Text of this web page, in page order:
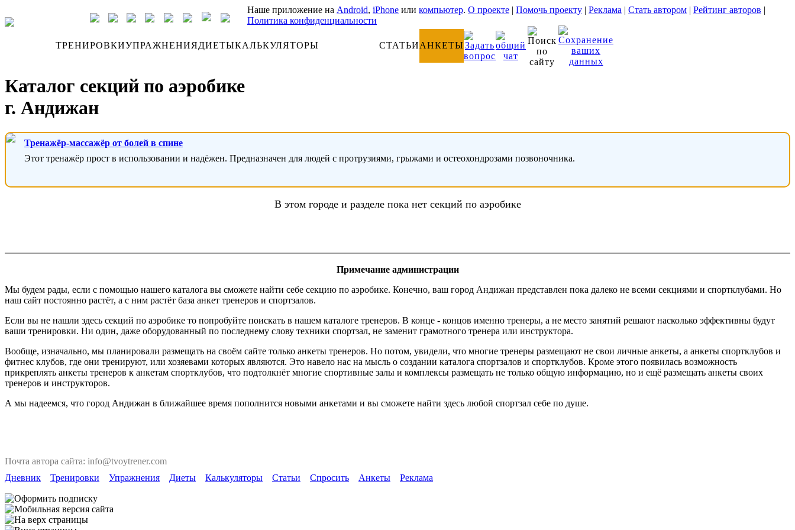
Наше приложение на Android, iPhone или компьютер. О проекте | Помочь проекту | Реклама | Стать автором | Рейтинг авторов |
Политика конфиденциальности
ТРЕНИРОВКИУПРАЖНЕНИЯДИЕТЫКАЛЬКУЛЯТОРЫ СТАТЬИАНКЕТЫ
Каталог секций по аэробике
г. Андижан
Тренажёр-массажёр от болей в спине
Этот тренажёр прост в использовании и надёжен. Предназначен для людей с протрузиями, грыжами и остеохондрозами позвоночника.
В этом городе и разделе пока нет секций по аэробике
Примечание администрации
Мы будем рады, если с помощью нашего каталога вы сможете найти себе секцию по аэробике. Конечно, ваш город Андижан представлен пока далеко не всеми секциями и спортклубами. Но
наш сайт постоянно растёт, а с ним растёт база анкет тренеров и спортзалов.
Если вы не нашли здесь секций по аэробике то попробуйте поискать в нашем каталоге тренеров. В конце - концов именно тренеры, а не место занятий решают насколько эффективны будут
ваши тренировки. Ни один, даже оборудованный по последнему слову техники спортзал, не заменит грамотного тренера или инструктора.
Вообще, изначально, мы планировали размещать на своём сайте только анкеты тренеров. Но потом, увидели, что многие тренеры размещают не свои личные анкеты, а анкеты спортклубов и
фитнес клубов, где они тренируют, или хозяевами которых являются. Это навело нас на мысль о создании каталога спортзалов и спортклубов. Кроме этого появилась возможность
прикреплять анкеты тренеров к анкетам спортклубов, что подтолкнёт многие спортивные залы и комплексы размещать не только общую информацию, но и ещё размещать анкеты своих
тренеров и инструкторов.
А мы надеемся, что город Андижан в ближайшее время пополнится новыми анкетами и вы сможете найти здесь любой спортзал себе по душе.
Почта автора сайта: info@tvoytrener.com
Дневник
Тренировки Упражнения Диеты Калькуляторы Статьи Спросить Анкеты Реклама